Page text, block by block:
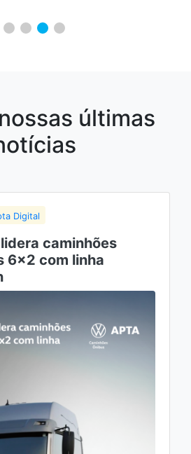
últimas
Digital
caminhões
6×2 com linha